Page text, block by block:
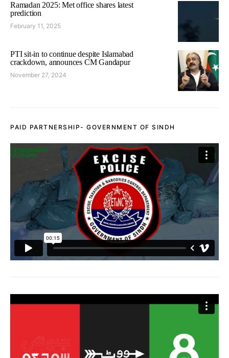
Ramadan 2025: Met office shares latest
prediction
February 11, 2025
PTI sit-in to continue despite Islamabad
crackdown, announces CM Gandapur
November 27, 2024
PAID PARTNERSHIP- GOVERNMENT OF SINDH